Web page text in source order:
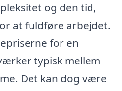
og den tid,
at fuldføre arbejdet.
for en
typisk mellem
Det kan dog være